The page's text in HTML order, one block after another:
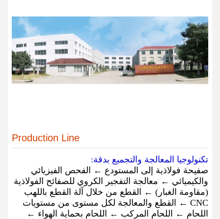
Production Line
تكنولوجيا المعالجة والتجميع بدقة:
صفيحة فولاذية إلى المستودع ← الفحص الفيزيائي
والكيميائي ← معالجة التفجير الكروي للصفائح الفولاذية
(مقاومة الغبار) ← القطع من خلال آلة القطع باللهب
CNC ← القطع والمعالجة لكل مستوى من مستويات
اللحام ← اللحام المركب ← اللحام بحماية الهواء ←